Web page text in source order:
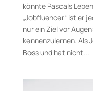
könnte Pascals
„Jobfluencer“ ist er
nur ein Ziel vor
kennenzulernen. Als
Boss und hat nicht...